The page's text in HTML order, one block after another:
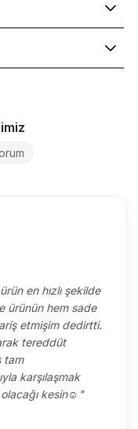
ürünün hem sade
tereddüt
tam
karşılaşmak
kesin☺️"